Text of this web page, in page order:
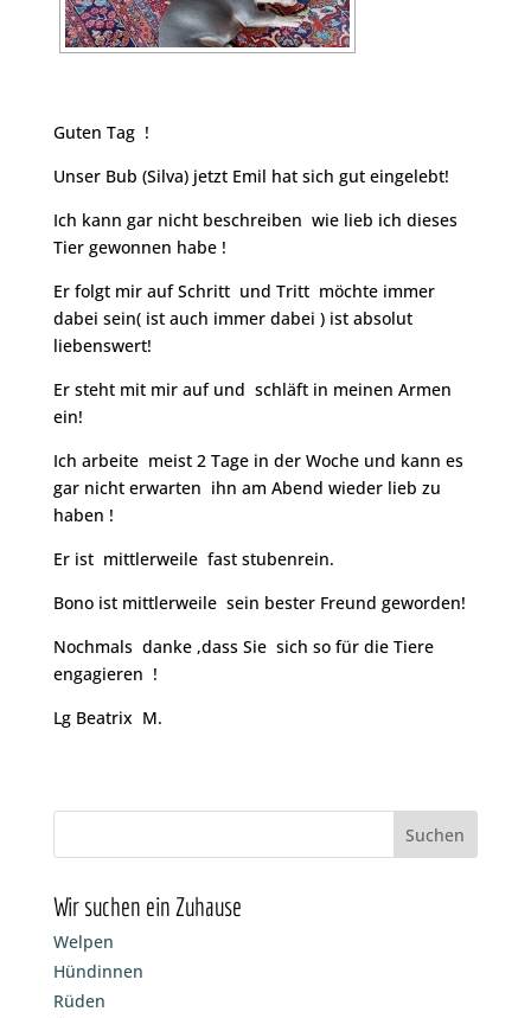
Guten Tag !
Unser Bub (Silva) jetzt Emil hat sich gut eingelebt!
Ich kann gar nicht beschreiben wie lieb ich dieses
Tier gewonnen habe !
Er folgt mir auf Schritt und Tritt möchte immer
dabei sein( ist auch immer dabei ) ist absolut
liebenswert!
Er steht mit mir auf und schläft in meinen Armen
ein!
Ich arbeite meist 2 Tage in der Woche und kann es
gar nicht erwarten ihn am Abend wieder lieb zu
haben !
Er ist mittlerweile fast stubenrein.
Bono ist mittlerweile sein bester Freund geworden!
Nochmals danke ,dass Sie sich so für die Tiere
engagieren !
Lg Beatrix M.
Wir suchen ein Zuhause
Welpen
Hündinnen
Rüden